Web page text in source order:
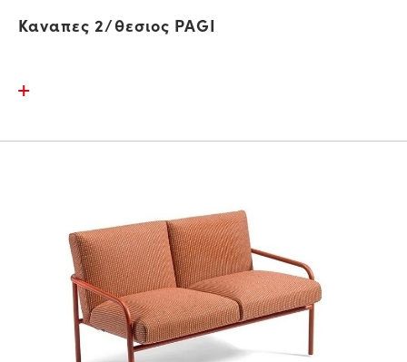
Καναπες 2/θεσιος PAGI